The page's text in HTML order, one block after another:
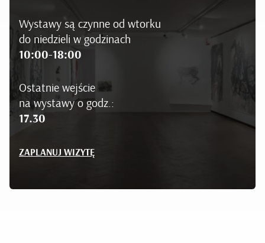
Wystawy są czynne od wtorku
do niedzieli w godzinach
10:00-18:00
Ostatnie wejście
na wystawy o godz.:
17.30
ZAPLANUJ WIZYTĘ